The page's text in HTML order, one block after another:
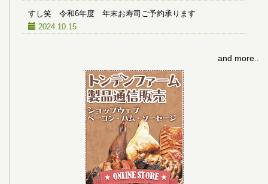
すし笑 令和6年度 年末お寿司ご予約承ります
2024.10.15
and more..